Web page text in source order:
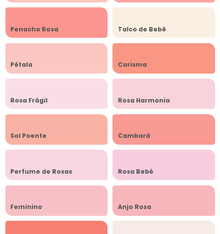
Penacho Rosa Talco de Bebê
Pétala Carisma
Rosa Frágil Rosa Harmonia
Sol Poente Cambará
Perfume de Rosas Rosa Bebê
Feminino Anjo Rosa